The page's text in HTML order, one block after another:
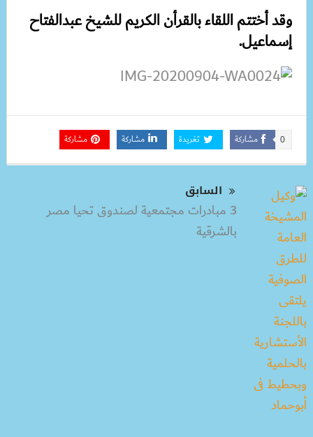
وقد أختتم اللقاء بالقرأن الكريم للشيخ عبدالفتاح
إسماعيل.
مشاركة 0 تغريدة مشاركة مشاركة
السابق
3 مبادرات مجتمعية لصندوق تحيا مصر
بالشرقية